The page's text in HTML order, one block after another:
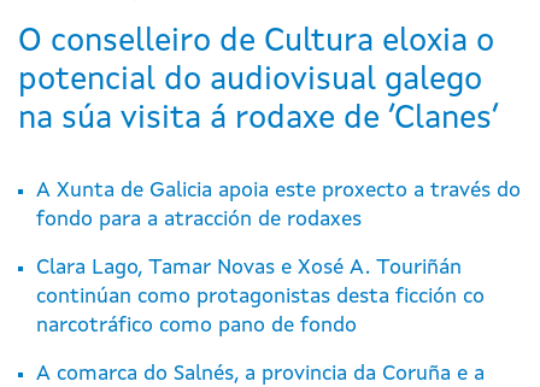
O conselleiro de Cultura eloxia o
potencial do audiovisual galego
na súa visita á rodaxe de ‘Clanes’
A Xunta de Galicia apoia este proxecto a través do
fondo para a atracción de rodaxes
Clara Lago, Tamar Novas e Xosé A. Touriñán
continúan como protagonistas desta ficción co
narcotráfico como pano de fondo
A comarca do Salnés, a provincia da Coruña e a